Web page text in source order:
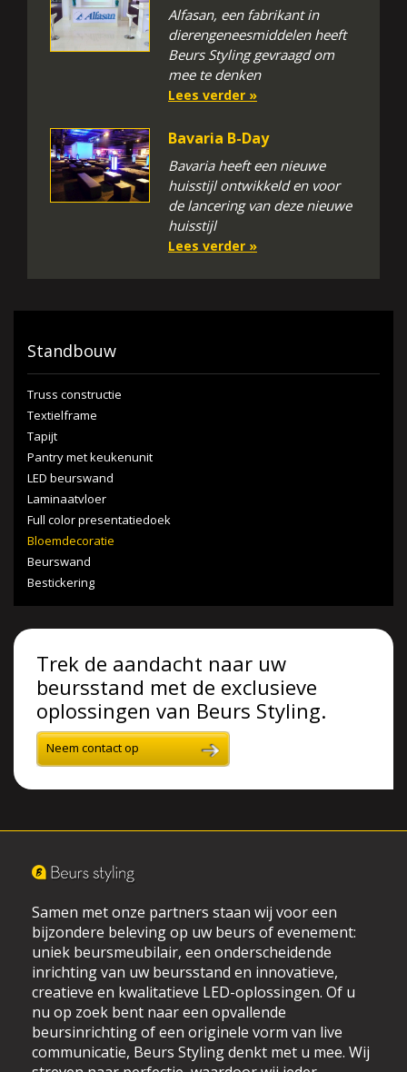
Alfasan, een fabrikant in
dierengeneesmiddelen heeft
Beurs Styling gevraagd om
mee te denken
Lees verder »
Bavaria B-Day
Bavaria heeft een nieuwe
huisstijl ontwikkeld en voor
de lancering van deze nieuwe
huisstijl
Lees verder »
Standbouw
Truss constructie
Textielframe
Tapijt
Pantry met keukenunit
LED beurswand
Laminaatvloer
Full color presentatiedoek
Bloemdecoratie
Beurswand
Bestickering
Trek de aandacht naar uw
beursstand met de exclusieve
oplossingen van Beurs Styling.
Neem contact op
Samen met onze partners staan wij voor een
bijzondere beleving op uw beurs of evenement:
uniek beursmeubilair, een onderscheidende
inrichting van uw beursstand en innovatieve,
creatieve en kwalitatieve LED-oplossingen. Of u
nu op zoek bent naar een opvallende
beursinrichting of een originele vorm van live
communicatie, Beurs Styling denkt met u mee. Wij